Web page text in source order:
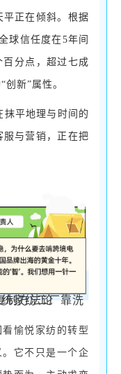
平正在倾斜。根据
球信任度在5年间
百分点，超过七成
“创新”属性。
抹平地理与时间的
服与营销，正在把
愉悦家纺的转型
它不 只是一个企